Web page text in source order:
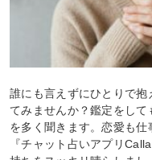
誰にも言えずにひとりで
てみませんか？鑑定をし
を多く聞きます。恋愛も仕
『チャット占いアプリ